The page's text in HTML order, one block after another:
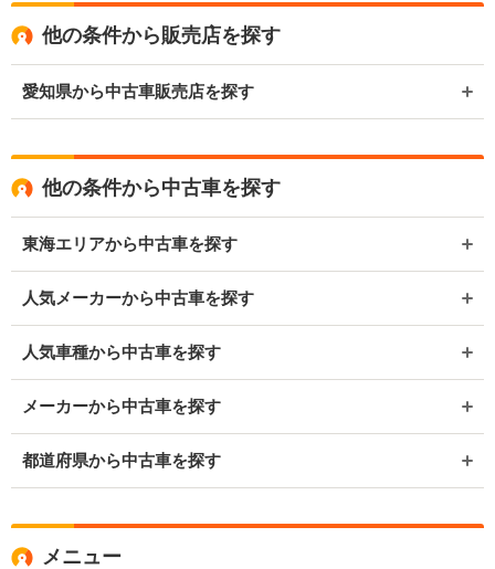
他の条件から販売店を探す
愛知県から中古車販売店を探す
他の条件から中古車を探す
東海エリアから中古車を探す
人気メーカーから中古車を探す
人気車種から中古車を探す
メーカーから中古車を探す
都道府県から中古車を探す
メニュー